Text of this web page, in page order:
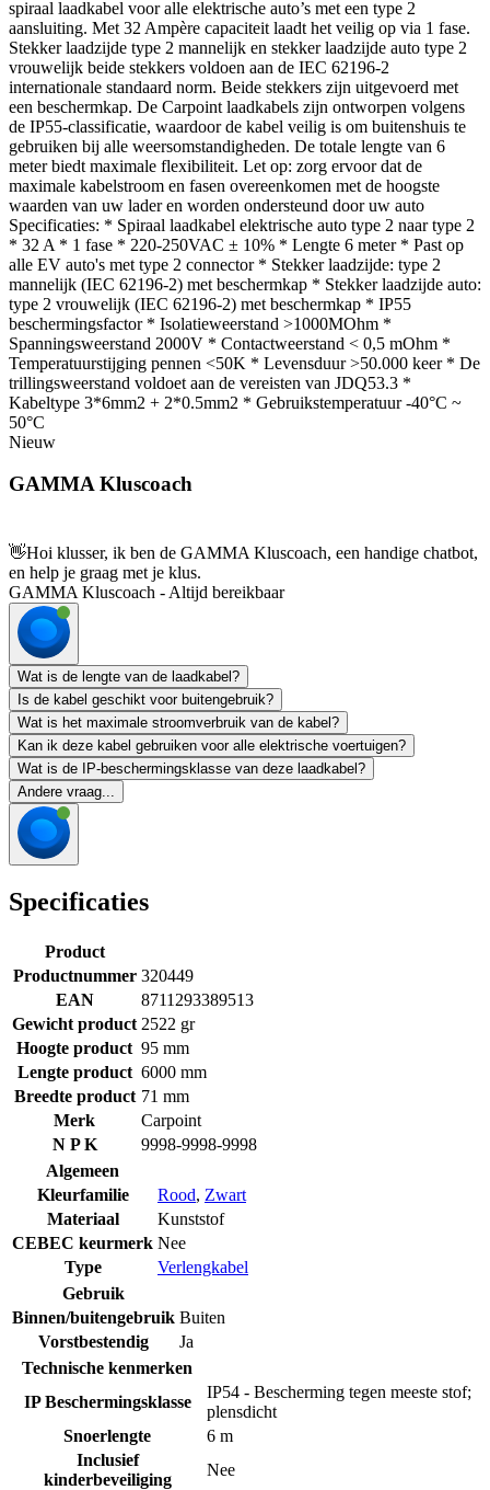
spiraal laadkabel voor alle elektrische auto’s met een type 2
aansluiting. Met 32 Ampère capaciteit laadt het veilig op via 1 fase.
Stekker laadzijde type 2 mannelijk en stekker laadzijde auto type 2
vrouwelijk beide stekkers voldoen aan de IEC 62196-2
internationale standaard norm. Beide stekkers zijn uitgevoerd met
een beschermkap. De Carpoint laadkabels zijn ontworpen volgens
de IP55-classificatie, waardoor de kabel veilig is om buitenshuis te
gebruiken bij alle weersomstandigheden. De totale lengte van 6
meter biedt maximale flexibiliteit. Let op: zorg ervoor dat de
maximale kabelstroom en fasen overeenkomen met de hoogste
waarden van uw lader en worden ondersteund door uw auto
Specificaties: * Spiraal laadkabel elektrische auto type 2 naar type 2
* 32 A * 1 fase * 220-250VAC ± 10% * Lengte 6 meter * Past op
alle EV auto's met type 2 connector * Stekker laadzijde: type 2
mannelijk (IEC 62196-2) met beschermkap * Stekker laadzijde auto:
type 2 vrouwelijk (IEC 62196-2) met beschermkap * IP55
beschermingsfactor * Isolatieweerstand >1000MOhm *
Spanningsweerstand 2000V * Contactweerstand < 0,5 mOhm *
Temperatuurstijging pennen <50K * Levensduur >50.000 keer * De
trillingsweerstand voldoet aan de vereisten van JDQ53.3 *
Kabeltype 3*6mm2 + 2*0.5mm2 * Gebruikstemperatuur -40°C ~
50°C
Nieuw
GAMMA Kluscoach
👋Hoi klusser, ik ben de GAMMA Kluscoach, een handige chatbot,
en help je graag met je klus.
GAMMA Kluscoach - Altijd bereikbaar
Wat is de lengte van de laadkabel?
Is de kabel geschikt voor buitengebruik?
Wat is het maximale stroomverbruik van de kabel?
Kan ik deze kabel gebruiken voor alle elektrische voertuigen?
Wat is de IP-beschermingsklasse van deze laadkabel?
Andere vraag...
Specificaties
Product
Productnummer 320449
EAN
8711293389513
Gewicht product 2522 gr
Hoogte product 95 mm
Lengte product 6000 mm
Breedte product 71 mm
Merk
Carpoint
N P K
9998-9998-9998
Algemeen
Kleurfamilie
Rood, Zwart
Materiaal
Kunststof
CEBEC keurmerk Nee
Type
Verlengkabel
Gebruik
Binnen/buitengebruik Buiten
Vorstbestendig
Ja
Technische kenmerken
IP Beschermingsklasse
IP54 - Bescherming tegen meeste stof;
plensdicht
Snoerlengte
6 m
Inclusief
kinderbeveiliging
Nee